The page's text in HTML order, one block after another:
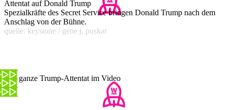
Attentat auf Donald Trump
Spezialkräfte des Secret Service bringen Donald Trump nach dem
Anschlag von der Bühne.
quelle: keystone / gene j. puskar
Das ganze Trump-Attentat im Video